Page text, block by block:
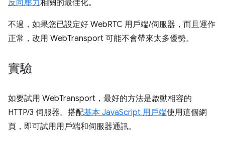
反向壓力相關的最佳化。
不過，如果您已設定好 WebRTC 用戶端/伺服器，而且運作
正常，改用 WebTransport 可能不會帶來太多優勢。
實驗
如要試用 WebTransport，最好的方法是啟動相容的
HTTP/3 伺服器。搭配基本 JavaScript 用戶端使用這個網
頁，即可試用用戶端和伺服器通訊。